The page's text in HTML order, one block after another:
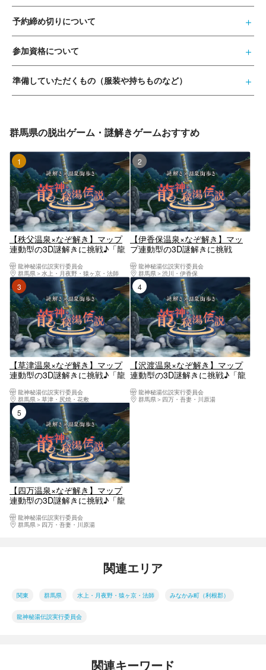
予約締め切りについて
参加資格について
準備していただくもの（服装や持ちものなど）
群馬県の脱出ゲーム・謎解きゲームおすすめ
【秩父温泉×なぞ解き】マップ
連動型の3D謎解きに挑戦♪「龍
龍神秘湯伝説実行委員会
群馬県
水上・月夜野・猿ヶ京・法師
【伊香保温泉×なぞ解き】マッ
プ連動型の3D謎解きに挑戦
龍神秘湯伝説実行委員会
群馬県
渋川・伊香保
【草津温泉×なぞ解き】マップ
連動型の3D謎解きに挑戦♪「龍
龍神秘湯伝説実行委員会
群馬県
草津・尻焼・花敷
【沢渡温泉×なぞ解き】マップ
連動型の3D謎解きに挑戦♪「龍
龍神秘湯伝説実行委員会
群馬県
四万・吾妻・川原湯
【四万温泉×なぞ解き】マップ
連動型の3D謎解きに挑戦♪「龍
龍神秘湯伝説実行委員会
群馬県
四万・吾妻・川原湯
関連エリア
関東 群馬県 水上・月夜野・猿ヶ京・法師 みなかみ町（利根郡）
龍神秘湯伝説実行委員会
関連キーワード